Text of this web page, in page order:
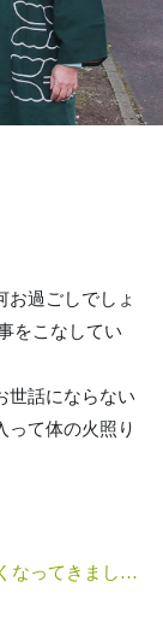
お過ごしでしょ
をこなしてい
世話にならない
って体の火照り
寒くなってきましたね。